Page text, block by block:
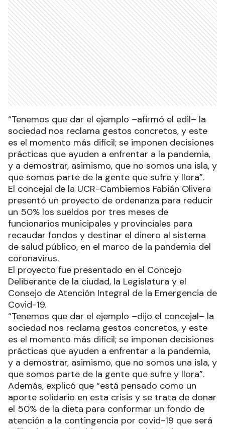
“Tenemos que dar el ejemplo –afirmó el edil– la
sociedad nos reclama gestos concretos, y este
es el momento más difícil; se imponen decisiones
prácticas que ayuden a enfrentar a la pandemia,
y a demostrar, asimismo, que no somos una isla, y
que somos parte de la gente que sufre y llora”.
El concejal de la UCR-Cambiemos Fabián Olivera
presentó un proyecto de ordenanza para reducir
un 50% los sueldos por tres meses de
funcionarios municipales y provinciales para
recaudar fondos y destinar el dinero al sistema
de salud público, en el marco de la pandemia del
coronavirus.
El proyecto fue presentado en el Concejo
Deliberante de la ciudad, la Legislatura y el
Consejo de Atención Integral de la Emergencia de
Covid-19.
“Tenemos que dar el ejemplo –dijo el concejal– la
sociedad nos reclama gestos concretos, y este
es el momento más difícil; se imponen decisiones
prácticas que ayuden a enfrentar a la pandemia,
y a demostrar, asimismo, que no somos una isla, y
que somos parte de la gente que sufre y llora”.
Además, explicó que “está pensado como un
aporte solidario en esta crisis y se trata de donar
el 50% de la dieta para conformar un fondo de
atención a la contingencia por covid-19 que será